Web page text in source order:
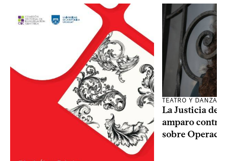
TEATRO Y DANZA
La Justicia
amparo contra
sobre